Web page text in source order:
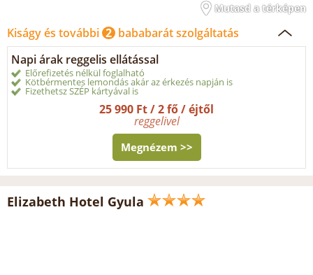
Mutasd a térképen
Kiságy és további 2 bababarát szolgáltatás
Napi árak reggelis ellátással
Előrefizetés nélkül foglalható
Kötbérmentes lemondás akár az érkezés napján is
Fizethetsz SZÉP kártyával is
25 990 Ft / 2 fő / éjtől
reggelivel
Megnézem >>
Elizabeth Hotel Gyula